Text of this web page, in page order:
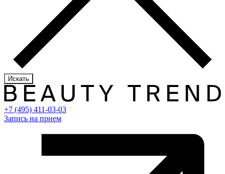
Искать
+7 (495) 411-03-03
Запись на прием